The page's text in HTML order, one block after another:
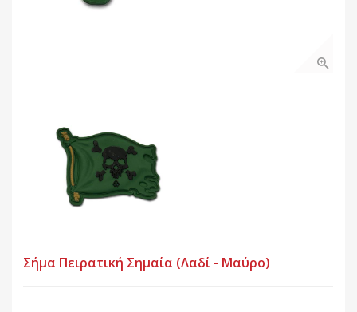
Σήμα Πειρατική Σημαία (Λαδί - Μαύρο)